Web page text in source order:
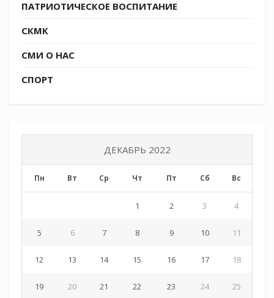
на халат Деда Мороза. Казак-наставник от
праздниками, пожалел хороших отметок и
ПАТРИОТИЧЕСКОЕ ВОСПИТАНИЕ
СКМК
СМИ О НАС
СПОРТ
ДЕКАБРЬ 2022
Пн Вт Ср Чт Пт Сб Вс
1 2 3 4
5 6 7 8 9 10 11
12 13 14 15 16 17 18
19 20 21 22 23 24 25